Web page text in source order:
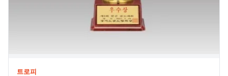
트로피